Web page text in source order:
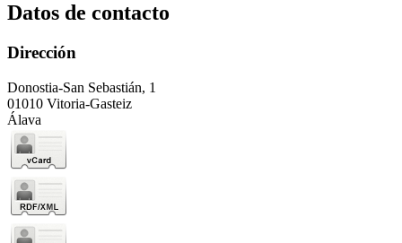
Datos de contacto
Dirección
Donostia-San Sebastián, 1
01010 Vitoria-Gasteiz
Álava